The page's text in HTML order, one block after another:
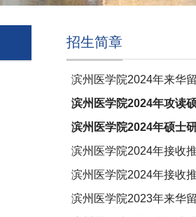
招生简章
滨州医学院2024年来华
滨州医学院2024年攻读
滨州医学院2024年硕士
滨州医学院2024年接收
滨州医学院2024年接收
滨州医学院2023年来华